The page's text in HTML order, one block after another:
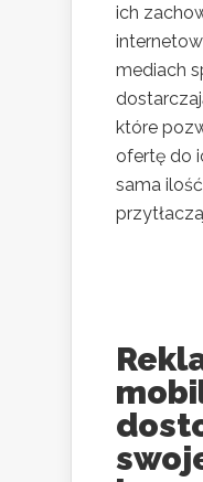
ich
mediach
które
ofertę do
sama